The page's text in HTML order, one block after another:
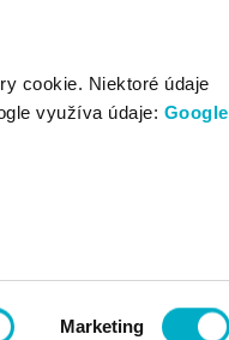
cookie. Niektoré údaje
využíva údaje: Google
Marketing